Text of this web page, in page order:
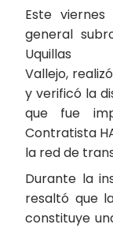
Este
general
Uquillas
Vallejo,
y verificó la
que fue
Contratista
la red de
Durante la
resaltó que
constituye